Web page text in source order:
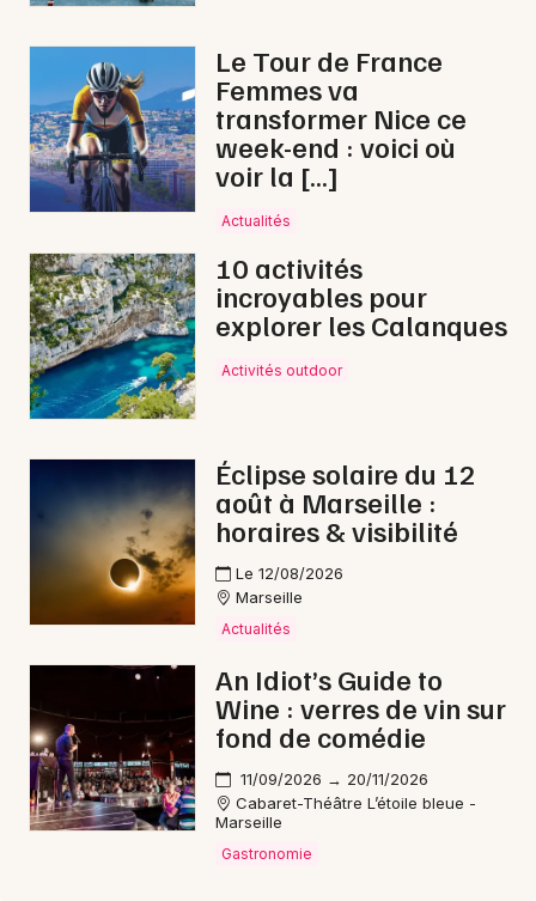
Le Tour de France
Femmes va
transformer Nice ce
week-end : voici où
voir la […]
Actualités
10 activités
incroyables pour
explorer les Calanques
Activités outdoor
Éclipse solaire du 12
août à Marseille :
horaires & visibilité
Le 12/08/2026
Marseille
Actualités
An Idiot’s Guide to
Wine : verres de vin sur
fond de comédie
11/09/2026 → 20/11/2026
Cabaret-Théâtre L’étoile bleue -
Marseille
Gastronomie